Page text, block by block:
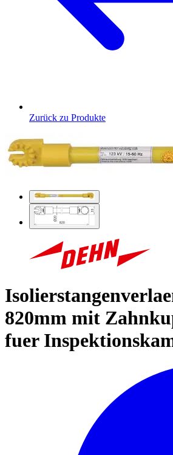
Zurück zu Produkte
820mm mit
fuer